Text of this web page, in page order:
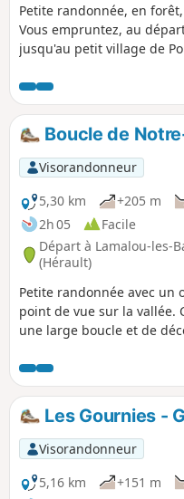
Petite randonnée, en
Vous empruntez, au
jusqu'au petit village de
randonnée se poursuit en
redescendant sur
l'Usclade.Boucle de
Visorandonneur
5,30 km
+205 m
2h 05
Facile
Départ à Lamalou-les-
(Hérault)
Petite randonnée avec
point de vue sur la
une large boucle et de
Les Gournies -
Visorandonneur
5,16 km
+151 m